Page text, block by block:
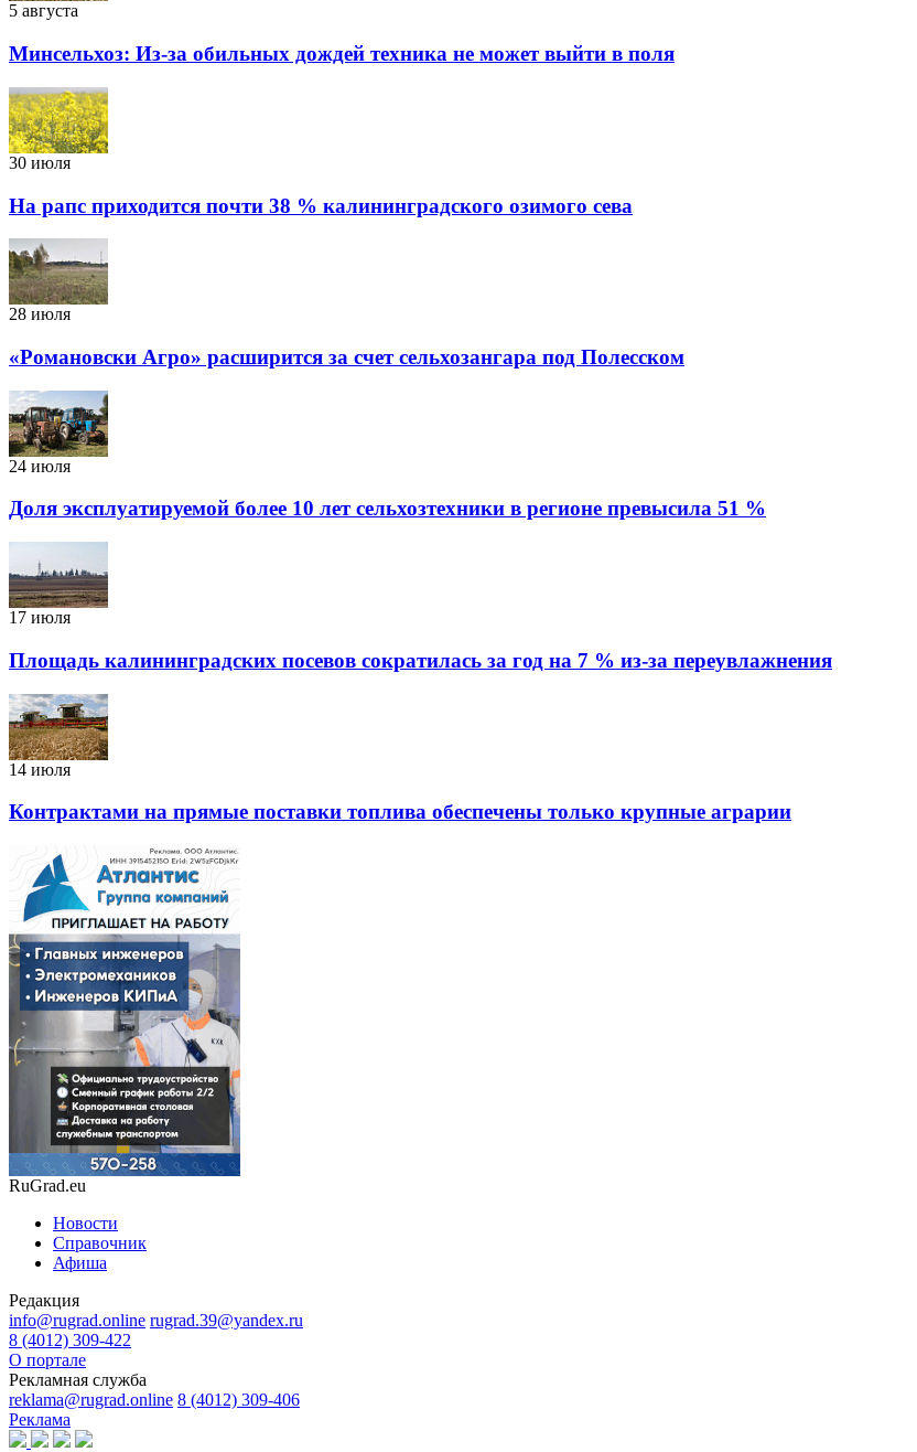
5 августа
Минсельхоз: Из-за обильных дождей техника не может выйти в поля
30 июля
На рапс приходится почти 38 % калининградского озимого сева
28 июля
«Романовски Агро» расширится за счет сельхозангара под Полесском
24 июля
Доля эксплуатируемой более 10 лет сельхозтехники в регионе превысила 51 %
17 июля
Площадь калининградских посевов сократилась за год на 7 % из-за переувлажнения
14 июля
Контрактами на прямые поставки топлива обеспечены только крупные аграрии
RuGrad.eu
Новости
Справочник
Афиша
Редакция
info@rugrad.online rugrad.39@yandex.ru
8 (4012) 309-422
О портале
Рекламная служба
reklama@rugrad.online 8 (4012) 309-406
Реклама